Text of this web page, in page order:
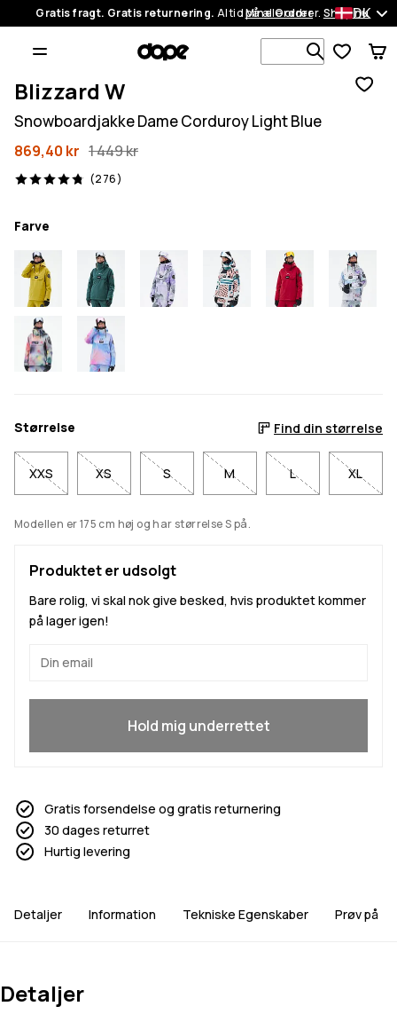
Gratis fragt. Gratis returnering. Altid på alle ordrer. Shop nu
Mine Ordrer DK
Søg i 1
Blizzard W
Snowboardjakke Dame Corduroy Light Blue
869,40 kr 1 449 kr
(276)
276 anmeldelser, 4.8/5
Farve
Størrelse Find din størrelse
XXS XS S M L XL
Modellen er 175 cm høj og har størrelse S på.
Produktet er udsolgt
Bare rolig, vi skal nok give besked, hvis produktet kommer
på lager igen!
Hold mig underrettet
Gratis forsendelse og gratis returnering
30 dages returret
Hurtig levering
Detaljer Information Tekniske Egenskaber Prøv på
Detaljer